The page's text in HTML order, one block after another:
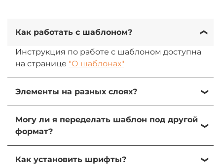
Как работать с шаблоном?
Инструкция по работе с шаблоном доступна
на странице "О шаблонах"
Элементы на разных слоях?
желании их можно изменить, передвинуть
или удалить.
Могу ли я переделать шаблон под другой
формат?
задачу и использователь элементы для
Как установить шрифты?